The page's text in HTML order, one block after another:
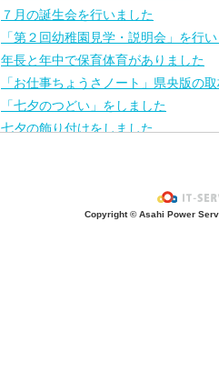
７月の誕生会を行いました
「第２回幼稚園見学・説明会」を行
年長と年中で保育体育がありました
「お仕事ちょうさノート」県央版の
「七夕のつどい」をしました
七夕の飾り付けをしました
「カレーパーティー」をしました
Copyright © Asahi Power